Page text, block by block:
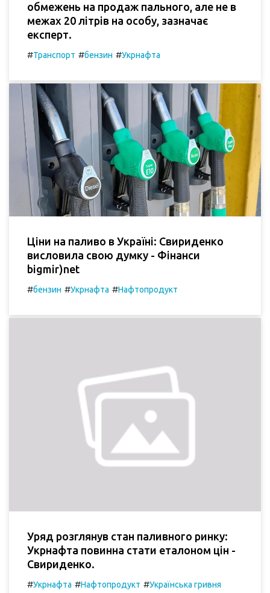
обмежень на продаж пального, але не в
межах 20 літрів на особу, зазначає
експерт.
#Транспорт #бензин #Укрнафта
Ціни на паливо в Україні: Свириденко
висловила свою думку - Фінанси
bigmir)net
#бензин #Укрнафта #Нафтопродукт
Уряд розглянув стан паливного ринку:
Укрнафта повинна стати еталоном цін -
Свириденко.
#Укрнафта #Нафтопродукт #Українська гривня